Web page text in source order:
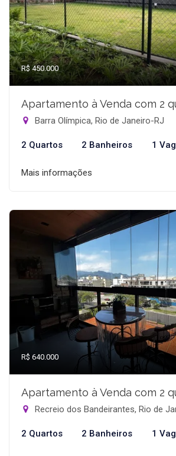
R$ 450.000
Apartamento à Venda com 2
Barra Olímpica, Rio de Janeiro-RJ
2 Quartos 2 Banheiros 1
Mais informações
R$ 640.000
Apartamento à Venda com 2
Recreio dos Bandeirantes, Rio de
2 Quartos 2 Banheiros 1